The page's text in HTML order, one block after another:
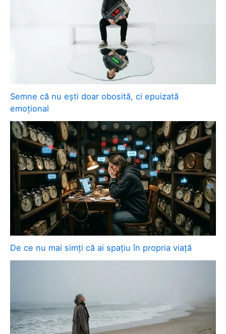
Semne că nu ești doar obosită, ci epuizată
emoțional
De ce nu mai simți că ai spațiu în propria viață